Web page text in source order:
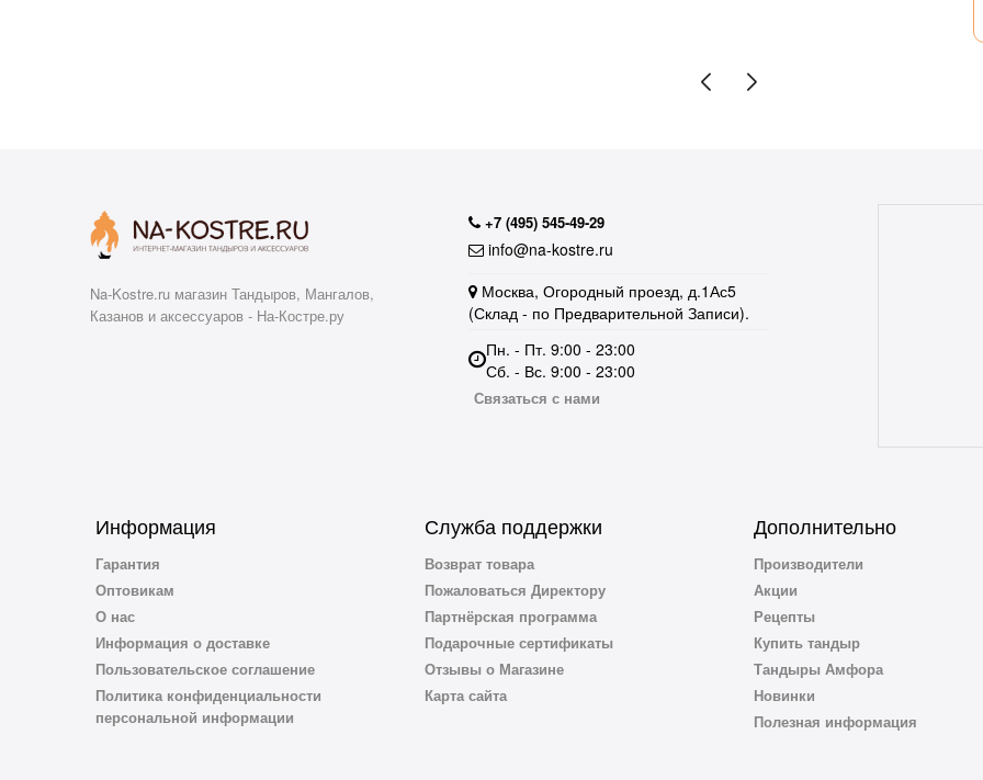
Na-Kostre.ru магазин Тандыров, Мангалов,
Казанов и аксессуаров - На-Костре.ру
+7 (495) 545-49-29
info@na-kostre.ru
Москва, Огородный проезд, д.1Ас5
(Склад - по Предварительной Записи).
Пн. - Пт. 9:00 - 23:00
Сб. - Вс. 9:00 - 23:00
Связаться с нами
Информация
Гарантия
Оптовикам
О нас
Информация о доставке
Пользовательское соглашение
Политика конфиденциальности
персональной информации
Служба поддержки
Возврат товара
Пожаловаться Директору
Партнёрская программа
Подарочные сертификаты
Отзывы о Магазине
Карта сайта
Дополнительно
Производители
Акции
Рецепты
Купить тандыр
Тандыры Амфора
Новинки
Полезная информация